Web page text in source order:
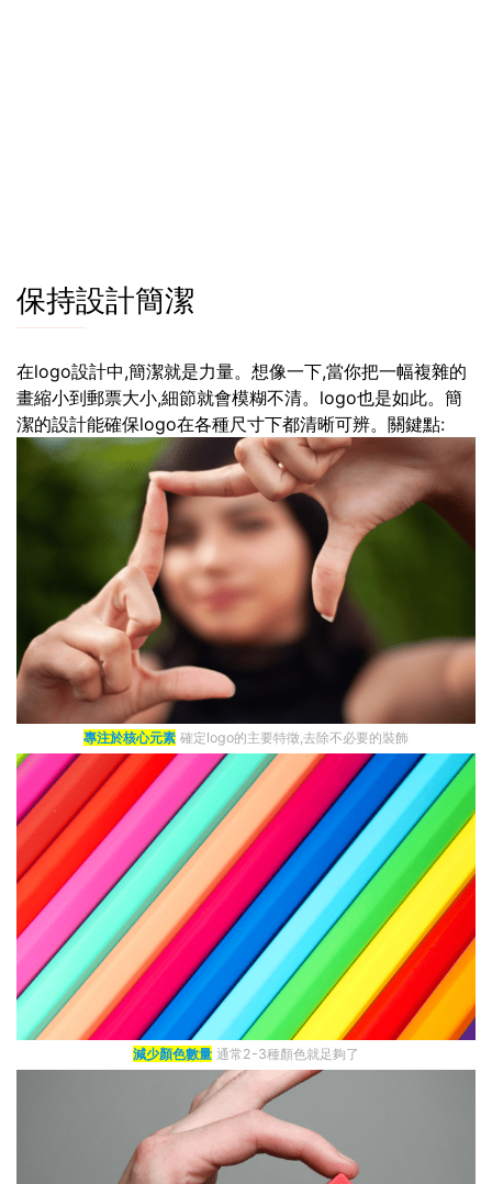
保持設計簡潔
在logo設計中,簡潔就是力量。想像一下,當你把一幅複雜的
畫縮小到郵票大小,細節就會模糊不清。logo也是如此。簡
潔的設計能確保logo在各種尺寸下都清晰可辨。關鍵點:
專注於核心元素 確定logo的主要特徵,去除不必要的裝飾
減少顏色數量 通常2-3種顏色就足夠了